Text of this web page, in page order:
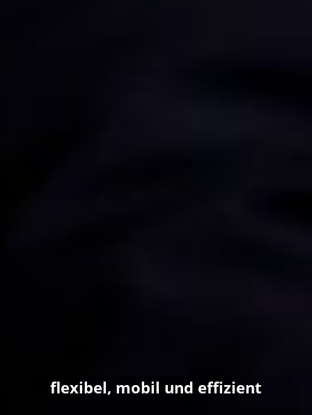
flexibel, mobil und effizient